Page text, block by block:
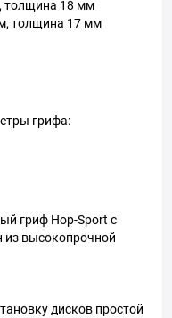
толщина 18 мм
толщина 17 мм
грифа:
гриф Hop-Sport с
высокопрочной
дисков простой